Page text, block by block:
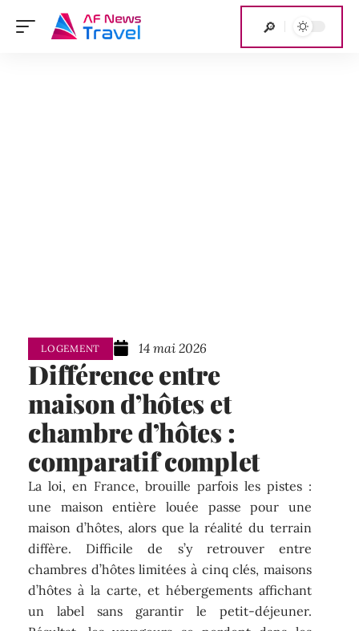
LOGEMENT 14 mai 2026
Différence entre
maison d’hôtes et
chambre d’hôtes :
comparatif complet
La loi, en France, brouille parfois les pistes :
une maison entière louée passe pour une
maison d’hôtes, alors que la réalité du terrain
diffère. Difficile de s’y retrouver entre
chambres d’hôtes limitées à cinq clés, maisons
d’hôtes à la carte, et hébergements affichant
un label sans garantir le petit-déjeuner.